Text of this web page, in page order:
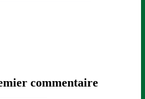
commentaire